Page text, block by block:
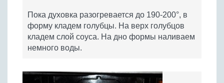
Пока духовка разогревается до 190-200°, в
форму кладем голубцы. На верх голубцов
кладем слой соуса. На дно формы наливаем
немного воды.